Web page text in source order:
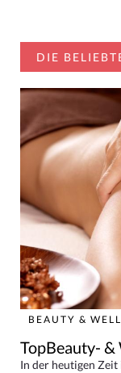
DIE
BEAUTY &
TopBeauty- &
In der heutigen Zeit